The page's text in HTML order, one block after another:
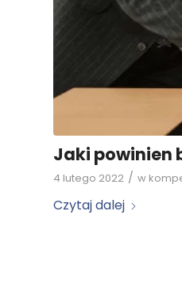
Jaki powinien
4 lutego 2022 / w
Czytaj dalej